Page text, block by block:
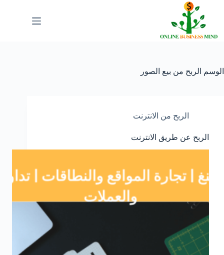
المحتوى
الوسم الربح من بيع الصور
الربح من الانترنت
الربح عن طريق الانترنت